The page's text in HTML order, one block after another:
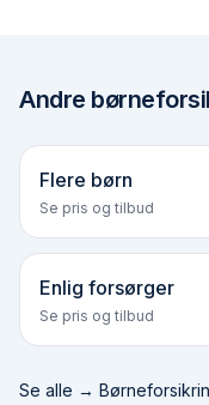
Andre
Flere børn
Se pris og tilbud
Enlig forsørger
Se pris og tilbud
Se alle →